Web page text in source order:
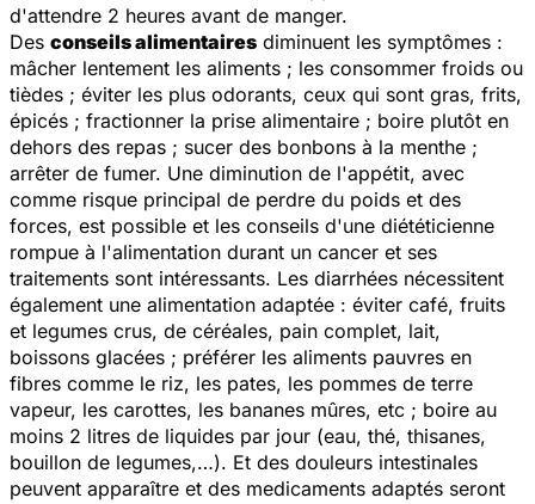
d'attendre 2 heures avant de manger.
Des conseils alimentaires diminuent les symptômes :
mâcher lentement les aliments ; les consommer froids ou
tièdes ; éviter les plus odorants, ceux qui sont gras, frits,
épicés ; fractionner la prise alimentaire ; boire plutôt en
dehors des repas ; sucer des bonbons à la menthe ;
arrêter de fumer. Une diminution de l'appétit, avec
comme risque principal de perdre du poids et des
forces, est possible et les conseils d'une diététicienne
rompue à l'alimentation durant un cancer et ses
traitements sont intéressants. Les diarrhées nécessitent
également une alimentation adaptée : éviter café, fruits
et legumes crus, de céréales, pain complet, lait,
boissons glacées ; préférer les aliments pauvres en
fibres comme le riz, les pates, les pommes de terre
vapeur, les carottes, les bananes mûres, etc ; boire au
moins 2 litres de liquides par jour (eau, thé, thisanes,
bouillon de legumes,…). Et des douleurs intestinales
peuvent apparaître et des medicaments adaptés seront